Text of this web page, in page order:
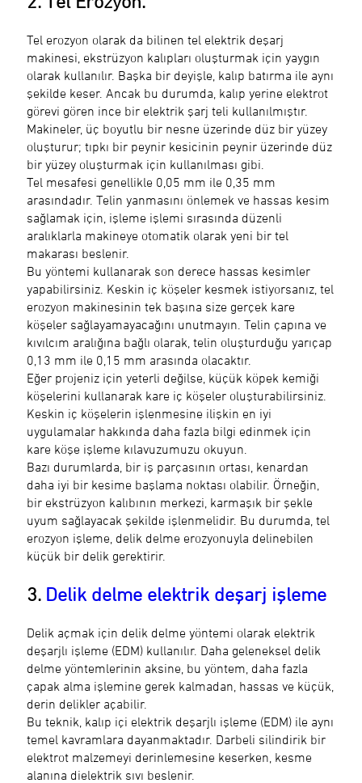
Tel erozyon olarak da bilinen tel elektrik deşarj
makinesi, ekstrüzyon kalıpları oluşturmak için yaygın
olarak kullanılır. Başka bir deyişle, kalıp batırma ile aynı
şekilde keser. Ancak bu durumda, kalıp yerine elektrot
görevi gören ince bir elektrik şarj teli kullanılmıştır.
Makineler, üç boyutlu bir nesne üzerinde düz bir yüzey
oluşturur; tıpkı bir peynir kesicinin peynir üzerinde düz
bir yüzey oluşturmak için kullanılması gibi.
Tel mesafesi genellikle 0,05 mm ile 0,35 mm
arasındadır. Telin yanmasını önlemek ve hassas kesim
sağlamak için, işleme işlemi sırasında düzenli
aralıklarla makineye otomatik olarak yeni bir tel
makarası beslenir.
Bu yöntemi kullanarak son derece hassas kesimler
yapabilirsiniz. Keskin iç köşeler kesmek istiyorsanız, tel
erozyon makinesinin tek başına size gerçek kare
köşeler sağlayamayacağını unutmayın. Telin çapına ve
kıvılcım aralığına bağlı olarak, telin oluşturduğu yarıçap
0,13 mm ile 0,15 mm arasında olacaktır.
Eğer projeniz için yeterli değilse, küçük köpek kemiği
köşelerini kullanarak kare iç köşeler oluşturabilirsiniz.
Keskin iç köşelerin işlenmesine ilişkin en iyi
uygulamalar hakkında daha fazla bilgi edinmek için
kare köşe işleme kılavuzumuzu okuyun.
Bazı durumlarda, bir iş parçasının ortası, kenardan
daha iyi bir kesime başlama noktası olabilir. Örneğin,
bir ekstrüzyon kalıbının merkezi, karmaşık bir şekle
uyum sağlayacak şekilde işlenmelidir. Bu durumda, tel
erozyon işleme, delik delme erozyonuyla delinebilen
küçük bir delik gerektirir.
3. Delik delme elektrik deşarj işleme
Delik açmak için delik delme yöntemi olarak elektrik
deşarjlı işleme (EDM) kullanılır. Daha geleneksel delik
delme yöntemlerinin aksine, bu yöntem, daha fazla
çapak alma işlemine gerek kalmadan, hassas ve küçük,
derin delikler açabilir.
Bu teknik, kalıp içi elektrik deşarjlı işleme (EDM) ile aynı
temel kavramlara dayanmaktadır. Darbeli silindirik bir
elektrot malzemeyi derinlemesine keserken, kesme
alanına dielektrik sıvı beslenir.